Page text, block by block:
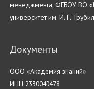
менеджмента, ФГБОУ ВО
университет им. И.Т.
Документы
ООО «Академия знаний»
ИНН 2330040478